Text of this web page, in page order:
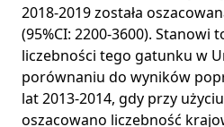
2018-2019 została
(95%CI: 2200-3600). Stanowi
liczebności tego gatunku w
porównaniu do wyników
lat 2013-2014, gdy przy
oszacowano liczebność